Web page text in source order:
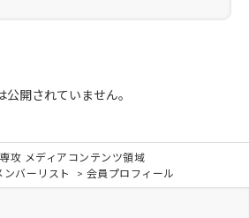
開されていません。
攻 メディアコンテンツ領域
ンバーリスト 会員プロフィール